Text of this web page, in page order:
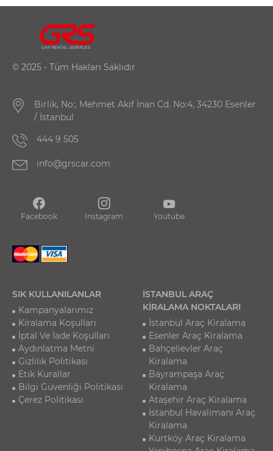
© 2025 - Tüm Hakları Saklıdır
Birlik, No:, Mehmet Akif İnan Cd. No:4, 34230 Esenler
/ İstanbul
444 9 505
info@grscar.com
Facebook Instagram Youtube
SIK KULLANILANLAR
Kampanyalarımız
Kiralama Koşulları
İptal Ve İade Koşulları
Aydınlatma Metni
Gizlilik Politikası
Etik Kurallar
Bilgi Güvenliği Politikası
Çerez Politikası
İSTANBUL ARAÇ
KİRALAMA NOKTALARI
İstanbul Araç Kiralama
Esenler Araç Kiralama
Bahçelievler Araç
Kiralama
Bayrampaşa Araç
Kiralama
Ataşehir Araç Kiralama
İstanbul Havalimanı Araç
Kiralama
Kurtköy Araç Kiralama